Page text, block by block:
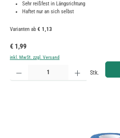
Sehr reißfest in Längsrichtung
Haftet nur an sich selbst
Varianten ab € 1,13
Regulärer Preis:
€ 1,99
inkl. MwSt. zzgl. Versand
Produkt Anzahl: Gib den gewünschten Wert ein
Stk.